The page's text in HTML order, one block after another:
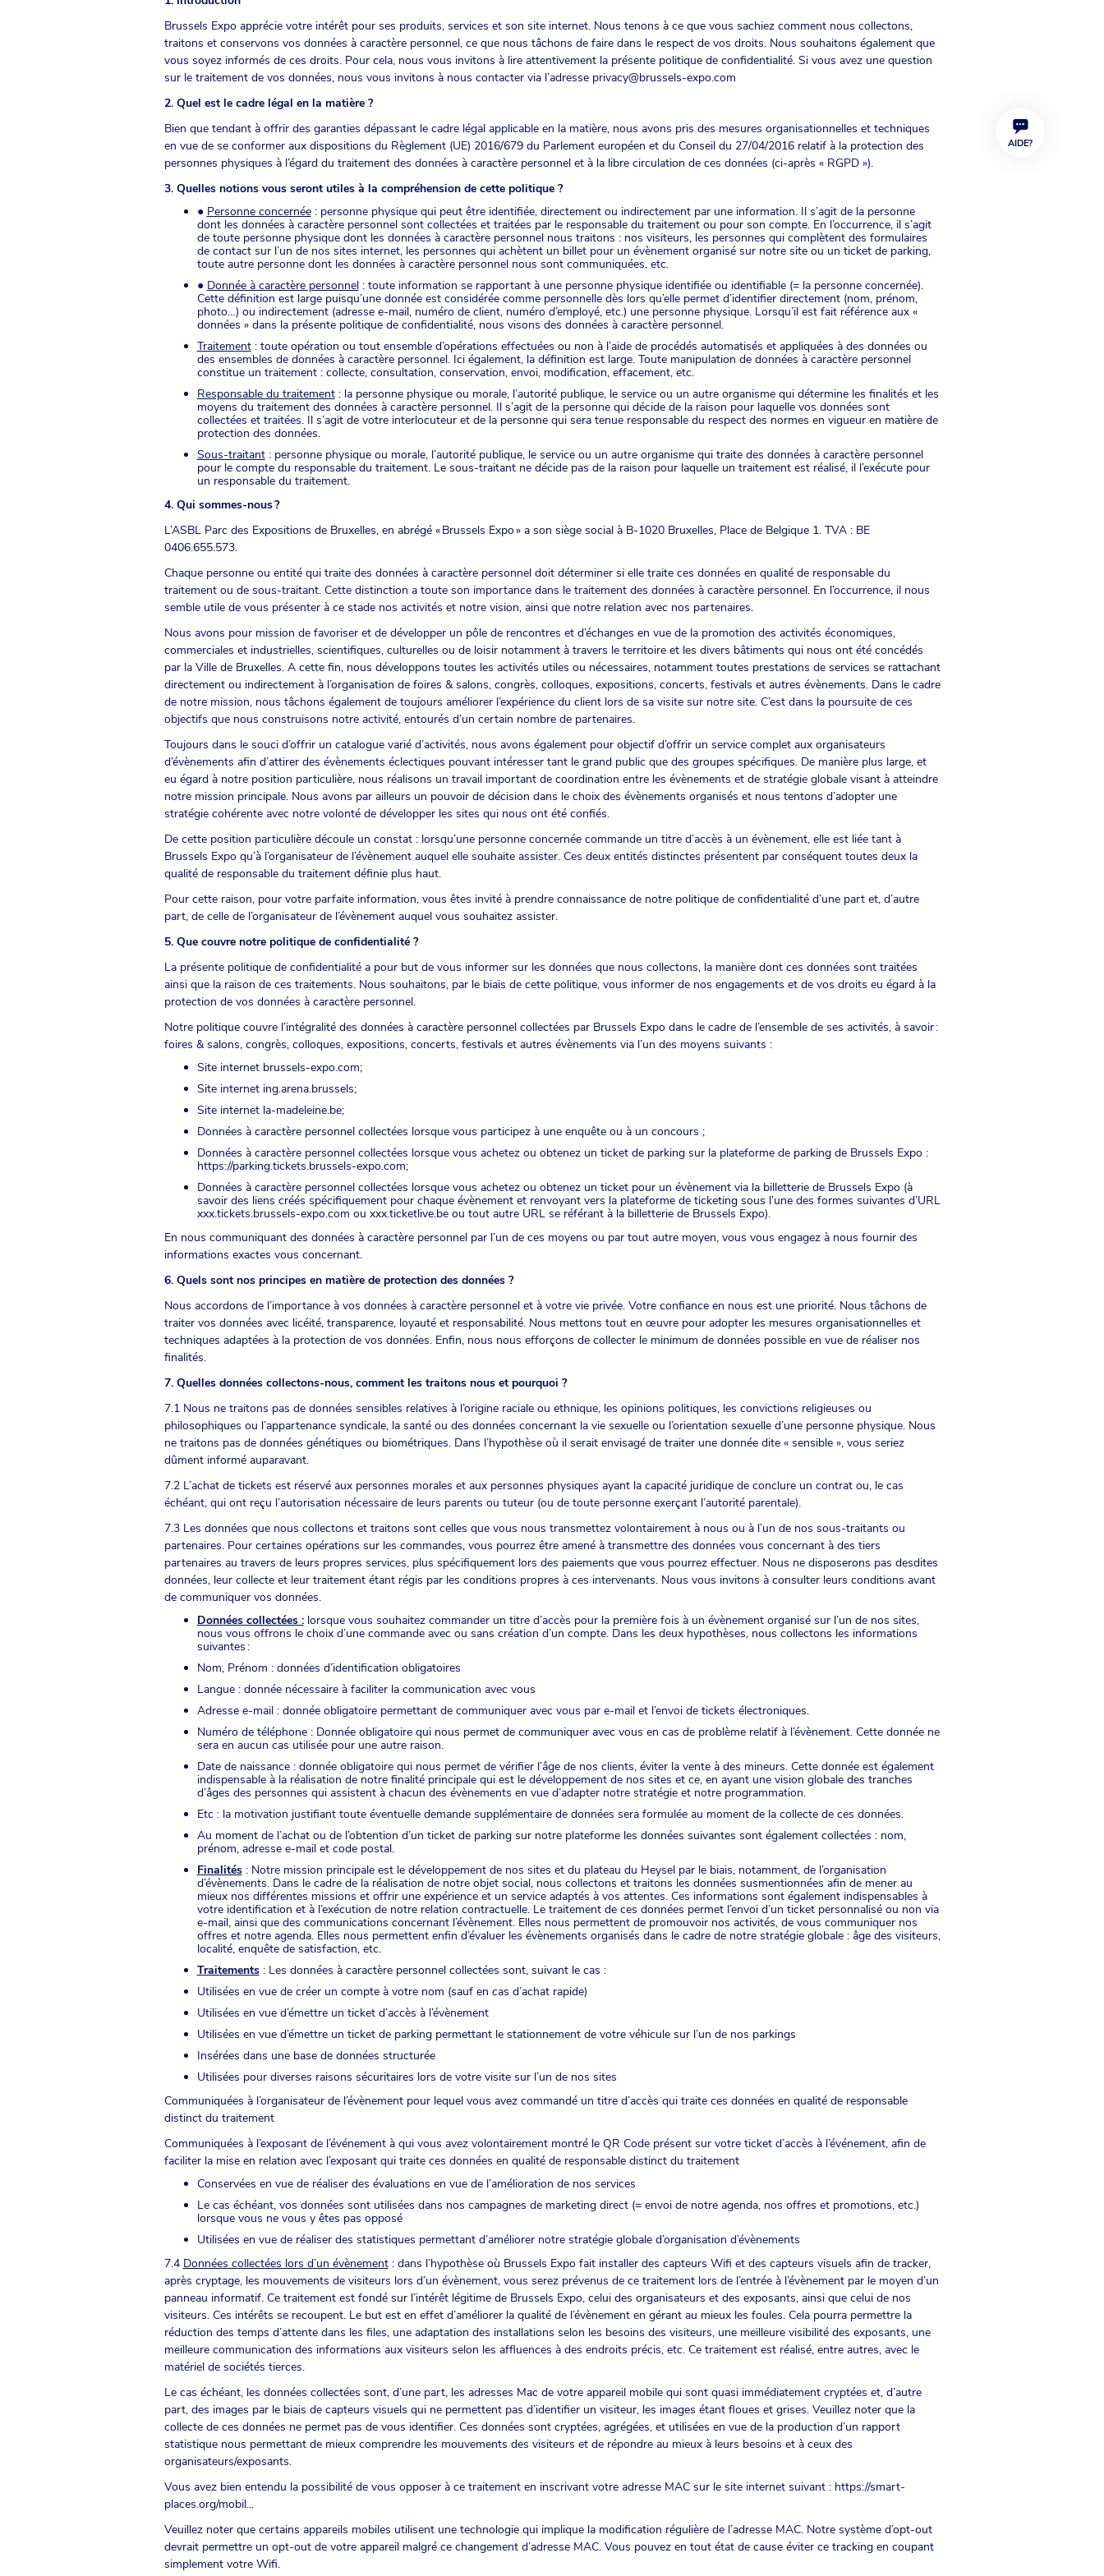
AIDE?
Brussels Expo apprécie votre intérêt pour ses produits, services et son site internet. Nous tenons à ce que vous sachiez comment nous collectons,
traitons et conservons vos données à caractère personnel, ce que nous tâchons de faire dans le respect de vos droits. Nous souhaitons également que
vous soyez informés de ces droits. Pour cela, nous vous invitons à lire attentivement la présente politique de confidentialité. Si vous avez une question
sur le traitement de vos données, nous vous invitons à nous contacter via l’adresse privacy@brussels-expo.com
2. Quel est le cadre légal en la matière ?
Bien que tendant à offrir des garanties dépassant le cadre légal applicable en la matière, nous avons pris des mesures organisationnelles et techniques
en vue de se conformer aux dispositions du Règlement (UE) 2016/679 du Parlement européen et du Conseil du 27/04/2016 relatif à la protection des
personnes physiques à l’égard du traitement des données à caractère personnel et à la libre circulation de ces données (ci-après « RGPD »).
3. Quelles notions vous seront utiles à la compréhension de cette politique ?
● Personne concernée: personne physique qui peut être identifiée, directement ou indirectement par une information. Il s’agit de la personne
dont les données à caractère personnel sont collectées et traitées par le responsable du traitement ou pour son compte. En l’occurrence, il s’agit
de toute personne physique dont les données à caractère personnel nous traitons : nos visiteurs, les personnes qui complètent des formulaires
de contact sur l’un de nos sites internet, les personnes qui achètent un billet pour un évènement organisé sur notre site ou un ticket de parking,
toute autre personne dont les données à caractère personnel nous sont communiquées, etc.
● Donnée à caractère personnel: toute information se rapportant à une personne physique identifiée ou identifiable (= la personne concernée).
Cette définition est large puisqu’une donnée est considérée comme personnelle dès lors qu’elle permet d’identifier directement (nom, prénom,
photo…) ou indirectement (adresse e-mail, numéro de client, numéro d’employé, etc.) une personne physique. Lorsqu’il est fait référence aux «
données » dans la présente politique de confidentialité, nous visons des données à caractère personnel.
Traitement: toute opération ou tout ensemble d’opérations effectuées ou non à l’aide de procédés automatisés et appliquées à des données ou
des ensembles de données à caractère personnel. Ici également, la définition est large. Toute manipulation de données à caractère personnel
constitue un traitement : collecte, consultation, conservation, envoi, modification, effacement, etc.
Responsable du traitement: la personne physique ou morale, l’autorité publique, le service ou un autre organisme qui détermine les finalités et les
moyens du traitement des données à caractère personnel. Il s’agit de la personne qui décide de la raison pour laquelle vos données sont
collectées et traitées. Il s’agit de votre interlocuteur et de la personne qui sera tenue responsable du respect des normes en vigueur en matière de
protection des données.
Sous-traitant: personne physique ou morale, l’autorité publique, le service ou un autre organisme qui traite des données à caractère personnel
pour le compte du responsable du traitement. Le sous-traitant ne décide pas de la raison pour laquelle un traitement est réalisé, il l’exécute pour
un responsable du traitement.
4. Qui sommes-nous ?
L’ASBL Parc des Expositions de Bruxelles, en abrégé « Brussels Expo » a son siège social à B-1020 Bruxelles, Place de Belgique 1. TVA : BE
0406.655.573.
Chaque personne ou entité qui traite des données à caractère personnel doit déterminer si elle traite ces données en qualité de responsable du
traitement ou de sous-traitant. Cette distinction a toute son importance dans le traitement des données à caractère personnel. En l’occurrence, il nous
semble utile de vous présenter à ce stade nos activités et notre vision, ainsi que notre relation avec nos partenaires.
Nous avons pour mission de favoriser et de développer un pôle de rencontres et d’échanges en vue de la promotion des activités économiques,
commerciales et industrielles, scientifiques, culturelles ou de loisir notamment à travers le territoire et les divers bâtiments qui nous ont été concédés
par la Ville de Bruxelles. A cette fin, nous développons toutes les activités utiles ou nécessaires, notamment toutes prestations de services se rattachant
directement ou indirectement à l’organisation de foires & salons, congrès, colloques, expositions, concerts, festivals et autres évènements. Dans le cadre
de notre mission, nous tâchons également de toujours améliorer l’expérience du client lors de sa visite sur notre site. C’est dans la poursuite de ces
objectifs que nous construisons notre activité, entourés d’un certain nombre de partenaires.
Toujours dans le souci d’offrir un catalogue varié d’activités, nous avons également pour objectif d’offrir un service complet aux organisateurs
d’évènements afin d’attirer des évènements éclectiques pouvant intéresser tant le grand public que des groupes spécifiques. De manière plus large, et
eu égard à notre position particulière, nous réalisons un travail important de coordination entre les évènements et de stratégie globale visant à atteindre
notre mission principale. Nous avons par ailleurs un pouvoir de décision dans le choix des évènements organisés et nous tentons d’adopter une
stratégie cohérente avec notre volonté de développer les sites qui nous ont été confiés.
De cette position particulière découle un constat : lorsqu’une personne concernée commande un titre d’accès à un évènement, elle est liée tant à
Brussels Expo qu’à l’organisateur de l’évènement auquel elle souhaite assister. Ces deux entités distinctes présentent par conséquent toutes deux la
qualité de responsable du traitement définie plus haut.
Pour cette raison, pour votre parfaite information, vous êtes invité à prendre connaissance de notre politique de confidentialité d’une part et, d’autre
part, de celle de l’organisateur de l’évènement auquel vous souhaitez assister.
5. Que couvre notre politique de confidentialité ?
La présente politique de confidentialité a pour but de vous informer sur les données que nous collectons, la manière dont ces données sont traitées
ainsi que la raison de ces traitements. Nous souhaitons, par le biais de cette politique, vous informer de nos engagements et de vos droits eu égard à la
protection de vos données à caractère personnel.
Notre politique couvre l’intégralité des données à caractère personnel collectées par Brussels Expo dans le cadre de l’ensemble de ses activités, à savoir :
foires & salons, congrès, colloques, expositions, concerts, festivals et autres évènements via l’un des moyens suivants :
Site internet brussels-expo.com;
Site internet ing.arena.brussels;
Site internet la-madeleine.be;
Données à caractère personnel collectées lorsque vous participez à une enquête ou à un concours ;
Données à caractère personnel collectées lorsque vous achetez ou obtenez un ticket de parking sur la plateforme de parking de Brussels Expo :
https://parking.tickets.brussels-expo.com;
Données à caractère personnel collectées lorsque vous achetez ou obtenez un ticket pour un évènement via la billetterie de Brussels Expo (à
savoir des liens créés spécifiquement pour chaque évènement et renvoyant vers la plateforme de ticketing sous l’une des formes suivantes d’URL
xxx.tickets.brussels-expo.com ou xxx.ticketlive.be ou tout autre URL se référant à la billetterie de Brussels Expo).
En nous communiquant des données à caractère personnel par l’un de ces moyens ou par tout autre moyen, vous vous engagez à nous fournir des
informations exactes vous concernant.
6. Quels sont nos principes en matière de protection des données ?
Nous accordons de l’importance à vos données à caractère personnel et à votre vie privée. Votre confiance en nous est une priorité. Nous tâchons de
traiter vos données avec licéité, transparence, loyauté et responsabilité. Nous mettons tout en œuvre pour adopter les mesures organisationnelles et
techniques adaptées à la protection de vos données. Enfin, nous nous efforçons de collecter le minimum de données possible en vue de réaliser nos
finalités.
7. Quelles données collectons-nous, comment les traitons nous et pourquoi ?
7.1 Nous ne traitons pas de données sensibles relatives à l’origine raciale ou ethnique, les opinions politiques, les convictions religieuses ou
philosophiques ou l’appartenance syndicale, la santé ou des données concernant la vie sexuelle ou l’orientation sexuelle d’une personne physique. Nous
ne traitons pas de données génétiques ou biométriques. Dans l’hypothèse où il serait envisagé de traiter une donnée dite « sensible », vous seriez
dûment informé auparavant.
7.2 L’achat de tickets est réservé aux personnes morales et aux personnes physiques ayant la capacité juridique de conclure un contrat ou, le cas
échéant, qui ont reçu l’autorisation nécessaire de leurs parents ou tuteur (ou de toute personne exerçant l’autorité parentale).
7.3 Les données que nous collectons et traitons sont celles que vous nous transmettez volontairement à nous ou à l’un de nos sous-traitants ou
partenaires. Pour certaines opérations sur les commandes, vous pourrez être amené à transmettre des données vous concernant à des tiers
partenaires au travers de leurs propres services, plus spécifiquement lors des paiements que vous pourrez effectuer. Nous ne disposerons pas desdites
données, leur collecte et leur traitement étant régis par les conditions propres à ces intervenants. Nous vous invitons à consulter leurs conditions avant
de communiquer vos données.
Données collectées :lorsque vous souhaitez commander un titre d’accès pour la première fois à un évènement organisé sur l’un de nos sites,
nous vous offrons le choix d’une commande avec ou sans création d’un compte. Dans les deux hypothèses, nous collectons les informations
suivantes :
Nom, Prénom : données d’identification obligatoires
Langue : donnée nécessaire à faciliter la communication avec vous
Adresse e-mail : donnée obligatoire permettant de communiquer avec vous par e-mail et l’envoi de tickets électroniques.
Numéro de téléphone : Donnée obligatoire qui nous permet de communiquer avec vous en cas de problème relatif à l’évènement. Cette donnée ne
sera en aucun cas utilisée pour une autre raison.
Date de naissance : donnée obligatoire qui nous permet de vérifier l’âge de nos clients, éviter la vente à des mineurs. Cette donnée est également
indispensable à la réalisation de notre finalité principale qui est le développement de nos sites et ce, en ayant une vision globale des tranches
d’âges des personnes qui assistent à chacun des évènements en vue d’adapter notre stratégie et notre programmation.
Etc : la motivation justifiant toute éventuelle demande supplémentaire de données sera formulée au moment de la collecte de ces données.
Au moment de l’achat ou de l’obtention d’un ticket de parking sur notre plateforme les données suivantes sont également collectées : nom,
prénom, adresse e-mail et code postal.
Finalités: Notre mission principale est le développement de nos sites et du plateau du Heysel par le biais, notamment, de l’organisation
d’évènements. Dans le cadre de la réalisation de notre objet social, nous collectons et traitons les données susmentionnées afin de mener au
mieux nos différentes missions et offrir une expérience et un service adaptés à vos attentes. Ces informations sont également indispensables à
votre identification et à l’exécution de notre relation contractuelle. Le traitement de ces données permet l’envoi d’un ticket personnalisé ou non via
e-mail, ainsi que des communications concernant l’évènement. Elles nous permettent de promouvoir nos activités, de vous communiquer nos
offres et notre agenda. Elles nous permettent enfin d’évaluer les évènements organisés dans le cadre de notre stratégie globale : âge des visiteurs,
localité, enquête de satisfaction, etc.
Traitements: Les données à caractère personnel collectées sont, suivant le cas :
Utilisées en vue de créer un compte à votre nom (sauf en cas d’achat rapide)
Utilisées en vue d’émettre un ticket d’accès à l’évènement
Utilisées en vue d’émettre un ticket de parking permettant le stationnement de votre véhicule sur l’un de nos parkings
Insérées dans une base de données structurée
Utilisées pour diverses raisons sécuritaires lors de votre visite sur l’un de nos sites
Communiquées à l’organisateur de l’évènement pour lequel vous avez commandé un titre d’accès qui traite ces données en qualité de responsable
distinct du traitement
Communiquées à l’exposant de l’événement à qui vous avez volontairement montré le QR Code présent sur votre ticket d’accès à l’événement, afin de
faciliter la mise en relation avec l’exposant qui traite ces données en qualité de responsable distinct du traitement
Conservées en vue de réaliser des évaluations en vue de l’amélioration de nos services
Le cas échéant, vos données sont utilisées dans nos campagnes de marketing direct (= envoi de notre agenda, nos offres et promotions, etc.)
lorsque vous ne vous y êtes pas opposé
Utilisées en vue de réaliser des statistiques permettant d’améliorer notre stratégie globale d’organisation d’évènements
7.4 Données collectées lors d’un évènement: dans l’hypothèse où Brussels Expo fait installer des capteurs Wifi et des capteurs visuels afin de tracker,
après cryptage, les mouvements de visiteurs lors d’un évènement, vous serez prévenus de ce traitement lors de l’entrée à l’évènement par le moyen d’un
panneau informatif. Ce traitement est fondé sur l’intérêt légitime de Brussels Expo, celui des organisateurs et des exposants, ainsi que celui de nos
visiteurs. Ces intérêts se recoupent. Le but est en effet d’améliorer la qualité de l’évènement en gérant au mieux les foules. Cela pourra permettre la
réduction des temps d’attente dans les files, une adaptation des installations selon les besoins des visiteurs, une meilleure visibilité des exposants, une
meilleure communication des informations aux visiteurs selon les affluences à des endroits précis, etc. Ce traitement est réalisé, entre autres, avec le
matériel de sociétés tierces.
Le cas échéant, les données collectées sont, d’une part, les adresses Mac de votre appareil mobile qui sont quasi immédiatement cryptées et, d’autre
part, des images par le biais de capteurs visuels qui ne permettent pas d’identifier un visiteur, les images étant floues et grises. Veuillez noter que la
collecte de ces données ne permet pas de vous identifier. Ces données sont cryptées, agrégées, et utilisées en vue de la production d’un rapport
statistique nous permettant de mieux comprendre les mouvements des visiteurs et de répondre au mieux à leurs besoins et à ceux des
organisateurs/exposants.
Vous avez bien entendu la possibilité de vous opposer à ce traitement en inscrivant votre adresse MAC sur le site internet suivant : https://smart-
places.org/mobil...
Veuillez noter que certains appareils mobiles utilisent une technologie qui implique la modification régulière de l’adresse MAC. Notre système d’opt-out
devrait permettre un opt-out de votre appareil malgré ce changement d’adresse MAC. Vous pouvez en tout état de cause éviter ce tracking en coupant
simplement votre Wifi.